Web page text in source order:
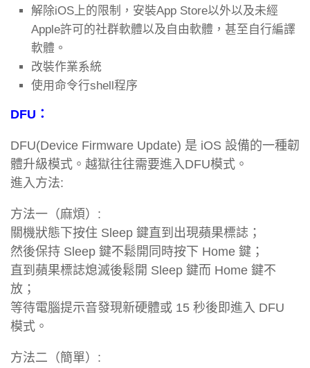
解除iOS上的限制，安裝App Store以外以及未經
Apple許可的社群軟體以及自由軟體，甚至自行編譯
軟體。
改裝作業系統
使用命令行shell程序
DFU：
DFU(Device Firmware Update) 是 iOS 設備的一種韌
體升級模式。越獄往往需要進入DFU模式。
進入方法:
方法一（麻煩）:
關機狀態下按住 Sleep 鍵直到出現蘋果標誌；
然後保持 Sleep 鍵不鬆開同時按下 Home 鍵；
直到蘋果標誌熄滅後鬆開 Sleep 鍵而 Home 鍵不
放；
等待電腦提示音發現新硬體或 15 秒後即進入 DFU
模式。
方法二（簡單）: